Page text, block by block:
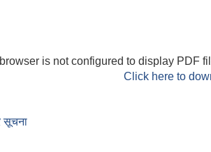
is not configured to display PDF
Click here to
सूचना